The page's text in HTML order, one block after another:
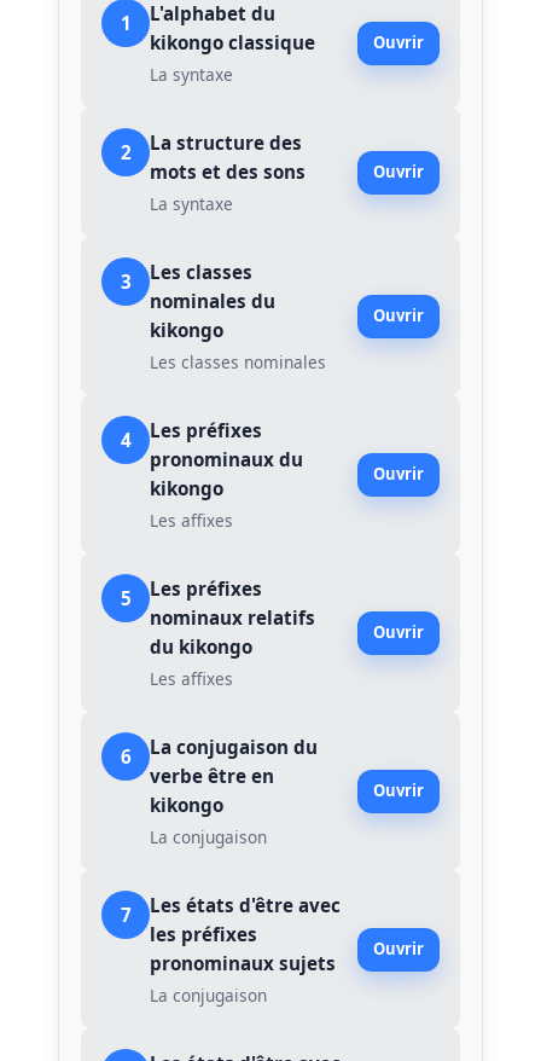
1
L'alphabet du
kikongo classique
La syntaxe
Ouvrir
2
La structure des
mots et des sons
La syntaxe
Ouvrir
3
Les classes
nominales du
kikongo
Les classes nominales
Ouvrir
4
Les préfixes
pronominaux du
kikongo
Les affixes
Ouvrir
5
Les préfixes
nominaux relatifs
du kikongo
Les affixes
Ouvrir
6
La conjugaison du
verbe être en
kikongo
La conjugaison
Ouvrir
7
Les états d'être avec
les préfixes
pronominaux sujets
La conjugaison
Ouvrir